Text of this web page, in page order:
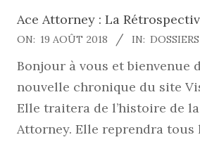
Ace Attorney : La
2018-
08-
ON: 19 AOÛT 2018 IN: DOSSIERS
Bonjour à vous et bienvenue
nouvelle chronique du site
Elle traitera de l’histoire de
Attorney. Elle reprendra tous